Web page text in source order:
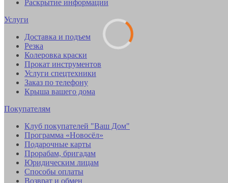
Раскрытие информации
Услуги
Доставка и подъем
Резка
Колеровка краски
Прокат инструментов
Услуги спецтехники
Заказ по телефону
Крыша вашего дома
Покупателям
Клуб покупателей "Ваш Дом"
Программа «Новосёл»
Подарочные карты
Прорабам, бригадам
Юридическим лицам
Способы оплаты
Возврат и обмен